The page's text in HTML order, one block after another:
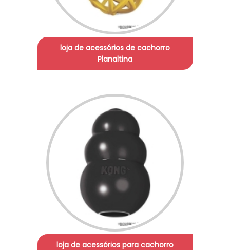
loja de acessórios de cachorro
Planaltina
loja de acessórios para cachorro